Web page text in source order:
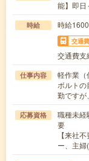
能】即日
時給 時給
交通費
交通費支
仕事内容
軽作業（
ボルト
勤です
応募資格
職種未経
要
【来社
ー、主